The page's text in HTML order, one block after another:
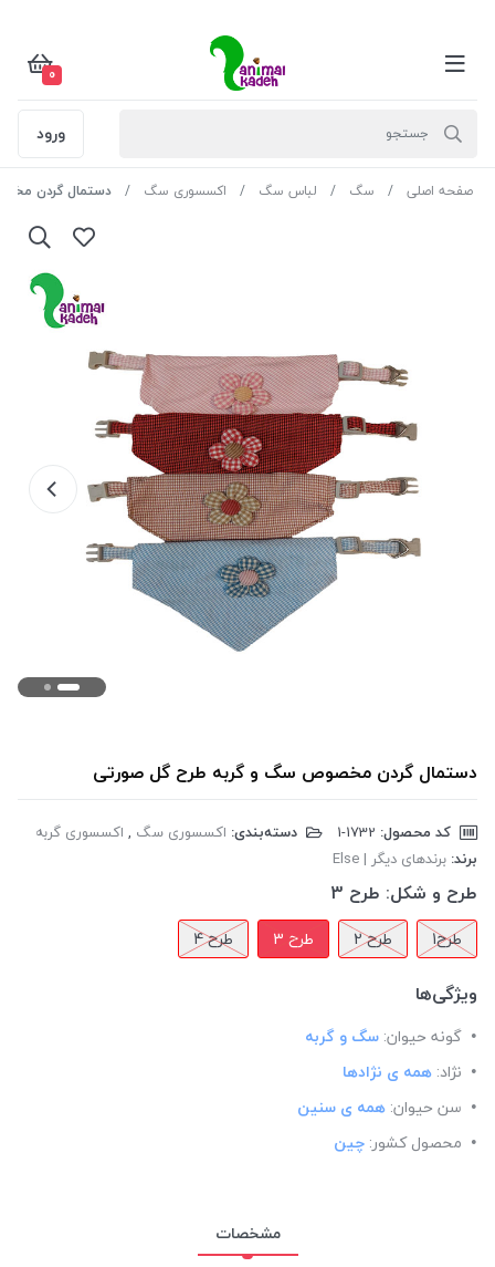
0
ورود
صفحه اصلی سگ لباس سگ اکسسوری سگ دستمال گردن
دستمال گردن مخصوص سگ و گربه طرح گل صورتی
کد محصول: دسته‌بندی: اکسسوری سگ , اکسسوری گربه
برند: برندهای دیگر | Else
طرح و شکل: طرح 3
طرح1 طرح 2 طرح 3 طرح 4
ویژگی‌ها
گونه حیوان: سگ و گربه
نژاد: همه ی نژادها
سن حیوان: همه ی سنین
محصول کشور: چین
مشخصات